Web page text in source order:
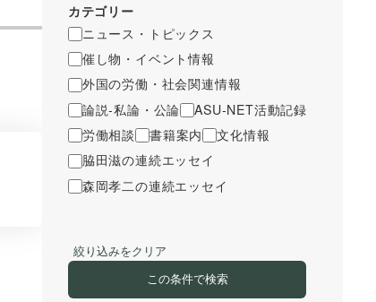
カテゴリー
ニュース・トピックス
催し物・イベント情報
外国の労働・社会関連情報
論説-私論・公論
ASU-NET活動記録
労働相談
書籍案内
文化情報
脇田滋の連続エッセイ
森岡孝二の連続エッセイ
絞り込みをクリア
この条件で検索